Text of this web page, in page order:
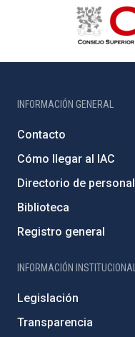
INFORMACIÓN GENERAL
Contacto
Cómo llegar al IAC
Directorio de personal
Biblioteca
Registro general
INFORMACIÓN INSTITUCIONAL
Legislación
Transparencia